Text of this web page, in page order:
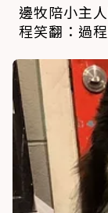
邊牧陪小主
程笑翻：過